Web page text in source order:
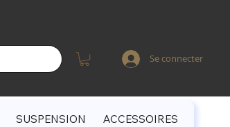
Se connecter
SUSPENSION ACCESSOIRES